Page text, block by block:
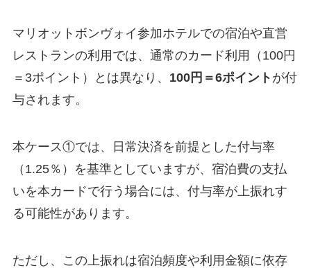
マリオットボンヴォイ参加ホテルでの宿泊や直営
レストランの利用では、通常のカード利用（100円
＝3ポイント）とは異なり、 100円＝6ポイント が付
与されます。
本ケース①では、日常決済を前提とした付与率
（1.25％）を基準としていますが、宿泊費の支払
いを本カードで行う場合には、付与率が上振れす
る可能性があります。
ただし、この上振れは宿泊頻度や利用金額に依存